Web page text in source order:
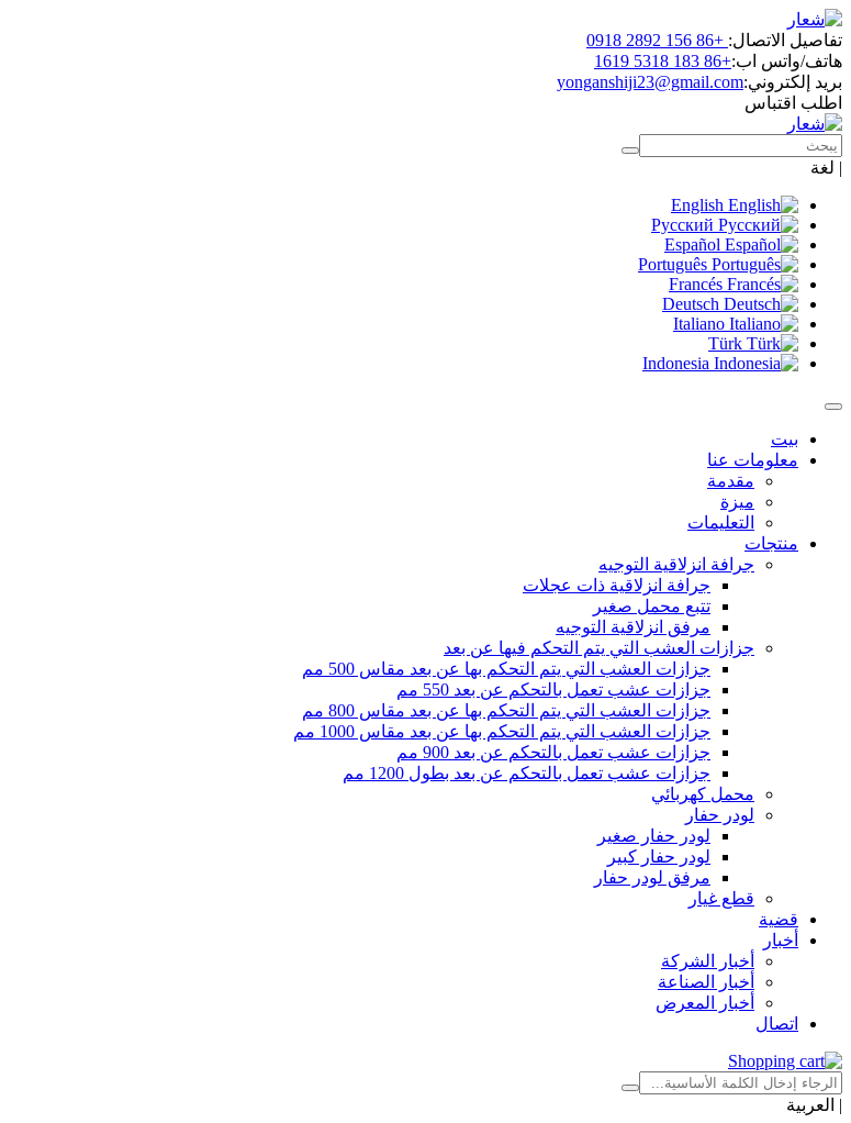
تفاصيل الاتصال: +86 156 2892 0918
هاتف/واتس اب:+86 183 5318 1619
بريد إلكتروني:yonganshiji23@gmail.com
اطلب اقتباس
| لغة
بيت
معلومات عنا
مقدمة
ميزة
التعليمات
منتجات
جرافة انزلاقية التوجيه
جرافة انزلاقية ذات عجلات
تتبع محمل صغير
مرفق انزلاقية التوجيه
جزازات العشب التي يتم التحكم فيها عن بعد
جزازات العشب التي يتم التحكم بها عن بعد مقاس 500 مم
جزازات عشب تعمل بالتحكم عن بعد 550 مم
جزازات العشب التي يتم التحكم بها عن بعد مقاس 800 مم
جزازات العشب التي يتم التحكم بها عن بعد مقاس 1000 مم
جزازات عشب تعمل بالتحكم عن بعد 900 مم
جزازات عشب تعمل بالتحكم عن بعد بطول 1200 مم
محمل كهربائي
لودر حفار
لودر حفار صغير
لودر حفار كبير
مرفق لودر حفار
قطع غيار
قضية
أخبار
أخبار الشركة
أخبار الصناعة
أخبار المعرض
اتصال
| العربية